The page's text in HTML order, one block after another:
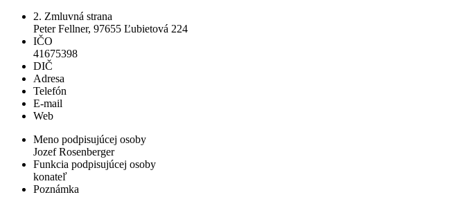
2. Zmluvná strana
Peter Fellner, 97655 Ľubietová 224
IČO
41675398
DIČ
Adresa
Telefón
E-mail
Web
Meno podpisujúcej osoby
Jozef Rosenberger
Funkcia podpisujúcej osoby
konateľ
Poznámka